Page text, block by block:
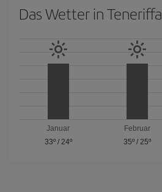
Das Wetter in Teneriffa
Januar
33º/ 24º
Februar
35º/ 25º